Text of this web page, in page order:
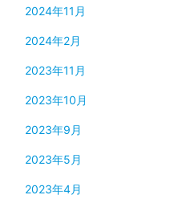
2024年11月
2024年2月
2023年11月
2023年10月
2023年9月
2023年5月
2023年4月